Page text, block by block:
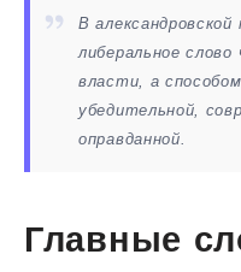
В
либеральное
власти, а
убедительной,
оправданной.
Главные